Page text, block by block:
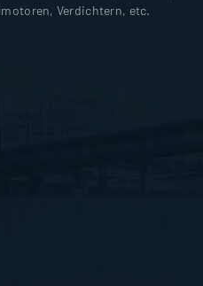
Verdichtern, etc.